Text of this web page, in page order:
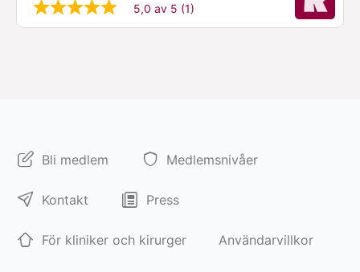
5,0 av 5 (1)
Bli medlem Medlemsnivåer
Kontakt Press
För kliniker och kirurger Användarvillkor